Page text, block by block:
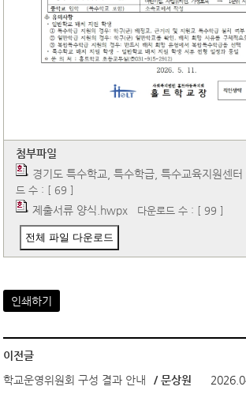
첨부파일
경기도 특수학교, 특수학급, 특수교육지원센
드 수 : [ 69 ]
제출서류 양식.hwpx 다운로드 수 : [ 99 ]
전체 파일 다운로드
인쇄하기
이전글
학교운영위원회 구성 결과 안내
/ 문상원